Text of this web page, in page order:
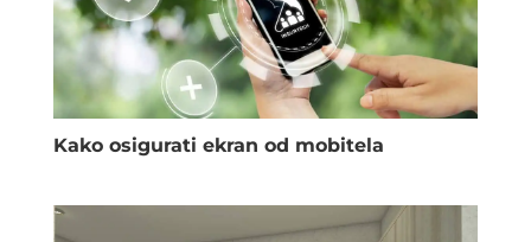
Kako osigurati ekran od mobitela